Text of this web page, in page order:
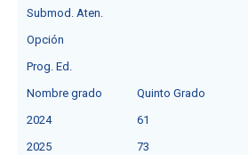
Submod. Aten.
Opción
Prog. Ed.
Nombre grado
Quinto Grado
2024
61
2025
73